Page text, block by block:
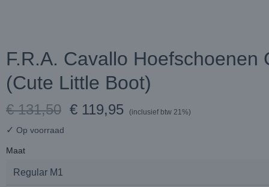
F.R.A. Cavallo Hoefschoenen
(Cute Little Boot)
€ 131,50 € 119,95 (inclusief btw 21%)
✓ Op voorraad
Maat